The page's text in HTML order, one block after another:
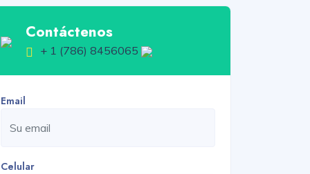
Contáctenos
+ 1 (786) 8456065
Email
Celular